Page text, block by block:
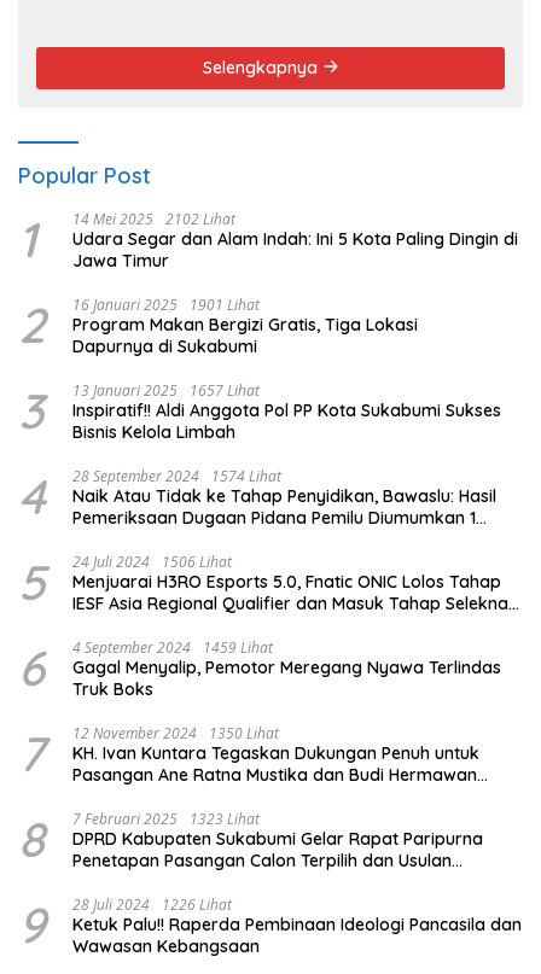
Selengkapnya
Popular Post
1 14 Mei 2025 2102 Lihat
Udara Segar dan Alam Indah: Ini 5 Kota Paling Dingin di
Jawa Timur
2 16 Januari 2025 1901 Lihat
Program Makan Bergizi Gratis, Tiga Lokasi
Dapurnya di Sukabumi
3 13 Januari 2025 1657 Lihat
Inspiratif!! Aldi Anggota Pol PP Kota Sukabumi Sukses
Bisnis Kelola Limbah
4 28 September 2024 1574 Lihat
Naik Atau Tidak ke Tahap Penyidikan, Bawaslu: Hasil
Pemeriksaan Dugaan Pidana Pemilu Diumumkan 1
5 24 Juli 2024 1506 Lihat
Menjuarai H3RO Esports 5.0, Fnatic ONIC Lolos Tahap
IESF Asia Regional Qualifier dan Masuk Tahap Seleknas
6 4 September 2024 1459 Lihat
Gagal Menyalip, Pemotor Meregang Nyawa Terlindas
Truk Boks
7 12 November 2024 1350 Lihat
KH. Ivan Kuntara Tegaskan Dukungan Penuh untuk
Pasangan Ane Ratna Mustika dan Budi Hermawan
8 7 Februari 2025 1323 Lihat
DPRD Kabupaten Sukabumi Gelar Rapat Paripurna
Penetapan Pasangan Calon Terpilih dan Usulan
9 28 Juli 2024 1226 Lihat
Ketuk Palu!! Raperda Pembinaan Ideologi Pancasila dan
Wawasan Kebangsaan